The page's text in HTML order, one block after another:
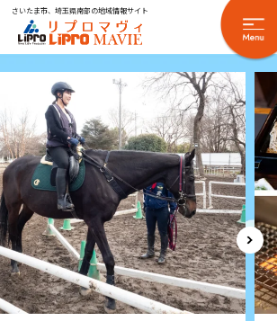
さいたま市、埼玉県南部の地域情報サイト